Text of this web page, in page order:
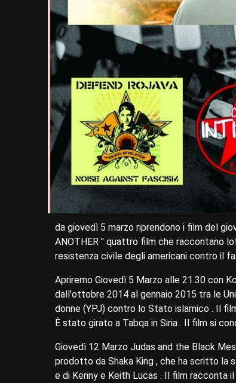
da giovedì 5 marzo riprendono i film del
ANOTHER " quattro film che raccontano
resistenza civile degli americani contro il
Apriremo Giovedì 5 Marzo alle 21.30 con
dall'ottobre 2014 al gennaio 2015 tra le
donne (YPJ) contro lo Stato islamico . Il
È stato girato a Tabqa in Siria . Il film si
Giovedì 12 Marzo Judas and the Black
prodotto da Shaka King , che ha scritto la
e di Kenny e Keith Lucas . Il film racconta